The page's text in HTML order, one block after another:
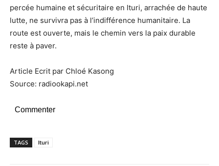
percée humaine et sécuritaire en Ituri, arrachée de haute
lutte, ne survivra pas à l’indifférence humanitaire. La
route est ouverte, mais le chemin vers la paix durable
reste à paver.
Article Ecrit par Chloé Kasong
Source: radiookapi.net
Commenter
TAGS Ituri